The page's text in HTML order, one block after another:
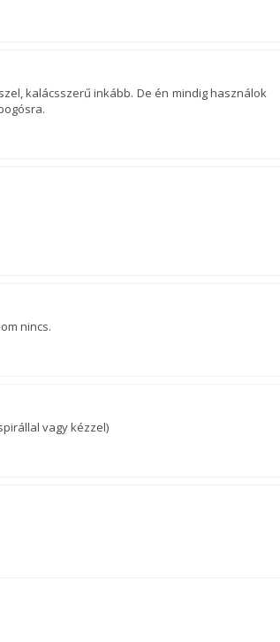
kalácsszerű inkább. De én mindig használok
nincs.
vagy kézzel)